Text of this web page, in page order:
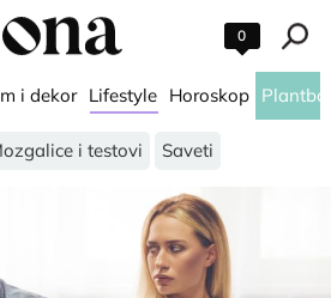
0
i dekor Lifestyle Horoskop
i testovi Saveti